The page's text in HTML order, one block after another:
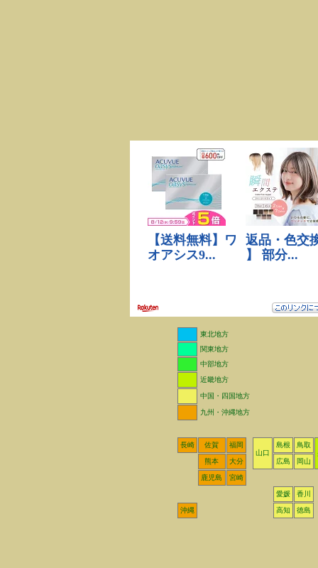
東北地方
関東地方
中部地方
近畿地方
中国・四国地方
九州・沖縄地方
長崎 佐賀
福岡
山口
島根
鳥取
熊本
大分 広島 岡山
鹿児島 宮崎
愛媛 香川
沖縄 高知 徳島